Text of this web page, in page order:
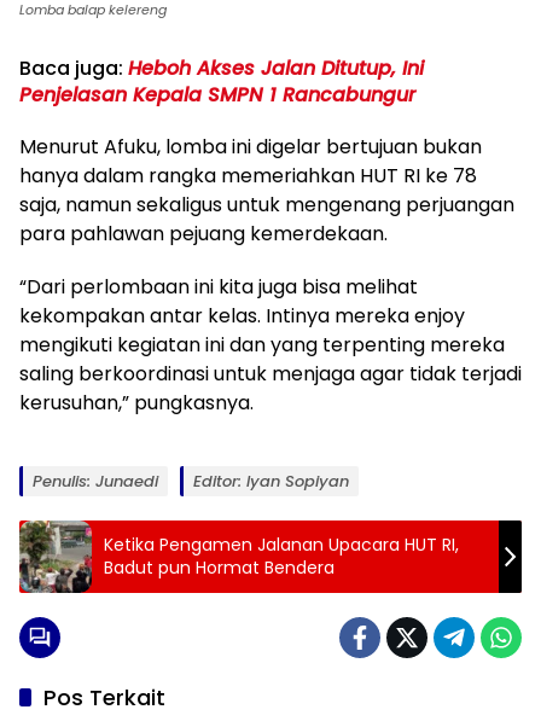
Lomba balap kelereng
Baca juga: Heboh Akses Jalan Ditutup, Ini
Penjelasan Kepala SMPN 1 Rancabungur
Menurut Afuku, lomba ini digelar bertujuan bukan
hanya dalam rangka memeriahkan HUT RI ke 78
saja, namun sekaligus untuk mengenang perjuangan
para pahlawan pejuang kemerdekaan.
“Dari perlombaan ini kita juga bisa melihat
kekompakan antar kelas. Intinya mereka enjoy
mengikuti kegiatan ini dan yang terpenting mereka
saling berkoordinasi untuk menjaga agar tidak terjadi
kerusuhan,” pungkasnya.
Penulis: Junaedi Editor: Iyan Sopiyan
Ketika Pengamen Jalanan Upacara HUT RI,
Badut pun Hormat Bendera
Pos Terkait